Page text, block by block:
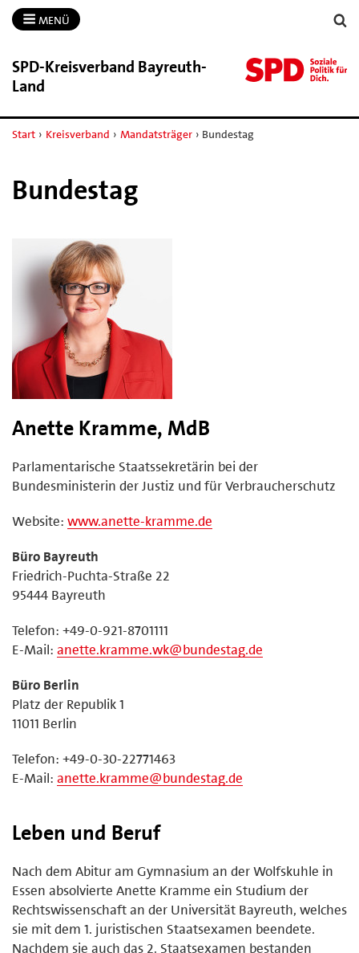
MENÜ
SPD-​Kreisverband Bayreuth-​
Land
Start › Kreisverband › Mandatsträger › Bundestag
Bundestag
Anette Kramme, MdB
Parlamentarische Staatssekretärin bei der
Bundesministerin der Justiz und für Verbraucherschutz
Website: www.anette-kramme.de
Büro Bayreuth
Friedrich-Puchta-Straße 22
95444 Bayreuth
Telefon: +49-0-921-8701111
E-Mail: anette.kramme.wk@bundestag.de
Büro Berlin
Platz der Republik 1
11011 Berlin
Telefon: +49-0-30-22771463
E-Mail: anette.kramme@bundestag.de
Leben und Beruf
Nach dem Abitur am Gymnasium an der Wolfskuhle in
Essen absolvierte Anette Kramme ein Studium der
Rechtswissenschaft an der Universität Bayreuth, welches
sie mit dem 1. juristischen Staatsexamen beendete.
Nachdem sie auch das 2. Staatsexamen bestanden